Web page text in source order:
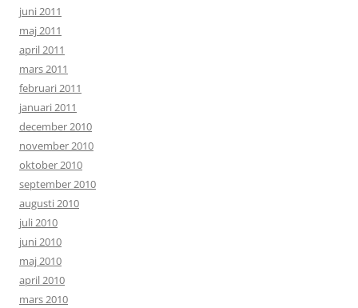
juni 2011
maj 2011
april 2011
mars 2011
februari 2011
januari 2011
december 2010
november 2010
oktober 2010
september 2010
augusti 2010
juli 2010
juni 2010
maj 2010
april 2010
mars 2010